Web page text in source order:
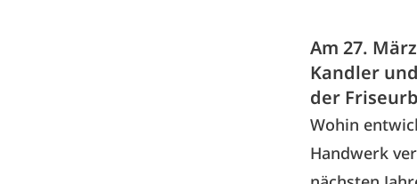
Am 27.
Kandler
der
Wohin
Handwerk